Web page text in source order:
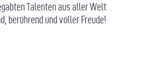
Talenten aus aller Welt
berührend und voller Freude!